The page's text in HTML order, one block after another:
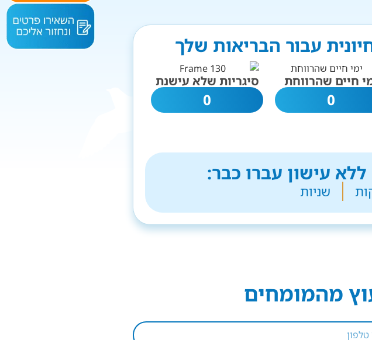
עבור הבריאות שלך
חיים שהרווחת
0
סיגריות שלא עישנת
0
עישון עברו כבר:
שניות
מהמומחים